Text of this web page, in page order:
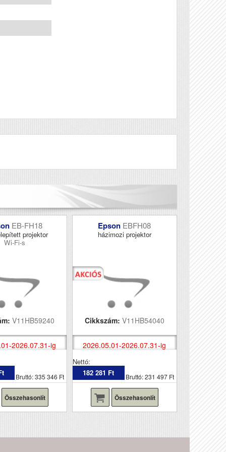
EB-FH18
projektor
Wi-Fi-s
V11HB59240
2026.07.31-ig
Bruttó: 335 346 Ft
Összehasonlít
Epson EBFH08
házimozi projektor
Cikkszám: V11HB54040
2026.05.01-2026.07.31-ig
Nettó:
182 281 Ft
Bruttó: 231 497 Ft
Összehasonlít